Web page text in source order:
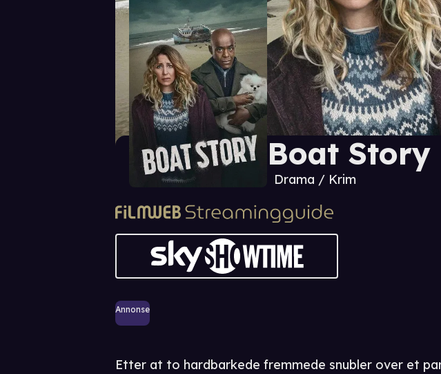
Boat Story
Drama / Krim
Annonse
Etter at to hardbarkede fremmede snubler over et